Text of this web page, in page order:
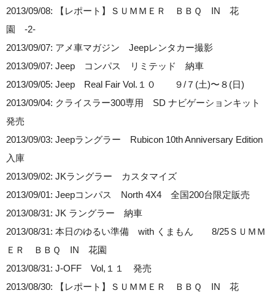
2013/09/08: 【レポート】ＳＵＭＭＥＲ ＢＢＱ IN 花
園 -2-
2013/09/07: アメ車マガジン Jeepレンタカー撮影
2013/09/07: Jeep コンパス リミテッド 納車
2013/09/05: Jeep Real Fair Vol.１０ ９/７(土)〜８(日)
2013/09/04: クライスラー300専用 SD ナビゲーションキット
発売
2013/09/03: Jeepラングラー Rubicon 10th Anniversary Edition
入庫
2013/09/02: JKラングラー カスタマイズ
2013/09/01: Jeepコンパス North 4X4 全国200台限定販売
2013/08/31: JK ラングラー 納車
2013/08/31: 本日のゆるい準備 with くまもん 8/25ＳＵＭＭ
ＥＲ ＢＢＱ IN 花園
2013/08/31: J-OFF Vol,１１ 発売
2013/08/30: 【レポート】ＳＵＭＭＥＲ ＢＢＱ IN 花